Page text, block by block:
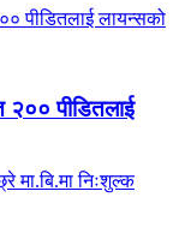
२०० पीडितलाई